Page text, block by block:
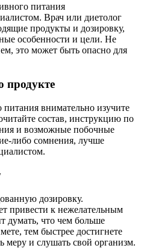
питания
Врач или диетолог
продукты и дозировку,
особенности и цели. Не
это может быть опасно для
продукте
внимательно изучите
состав, инструкцию по
и возможные побочные
либо сомнения, лучше
дозировку.
привести к нежелательным
думать, что чем больше
тем быстрее достигнете
меру и слушать свой организм.